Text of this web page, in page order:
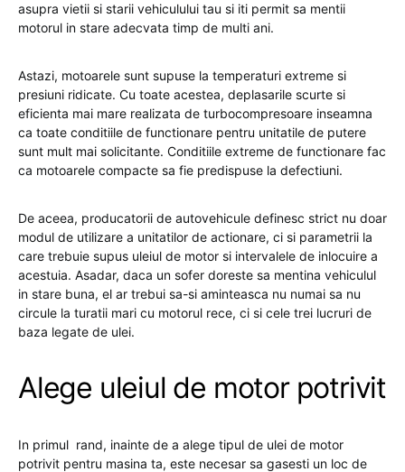
asupra vietii si starii vehiculului tau si iti permit sa mentii
motorul in stare adecvata timp de multi ani.
Astazi, motoarele sunt supuse la temperaturi extreme si
presiuni ridicate. Cu toate acestea, deplasarile scurte si
eficienta mai mare realizata de turbocompresoare inseamna
ca toate conditiile de functionare pentru unitatile de putere
sunt mult mai solicitante. Conditiile extreme de functionare fac
ca motoarele compacte sa fie predispuse la defectiuni.
De aceea, producatorii de autovehicule definesc strict nu doar
modul de utilizare a unitatilor de actionare, ci si parametrii la
care trebuie supus uleiul de motor si intervalele de inlocuire a
acestuia. Asadar, daca un sofer doreste sa mentina vehiculul
in stare buna, el ar trebui sa-si aminteasca nu numai sa nu
circule la turatii mari cu motorul rece, ci si cele trei lucruri de
baza legate de ulei.
Alege uleiul de motor potrivit
In primul rand, inainte de a alege tipul de ulei de motor
potrivit pentru masina ta, este necesar sa gasesti un loc de